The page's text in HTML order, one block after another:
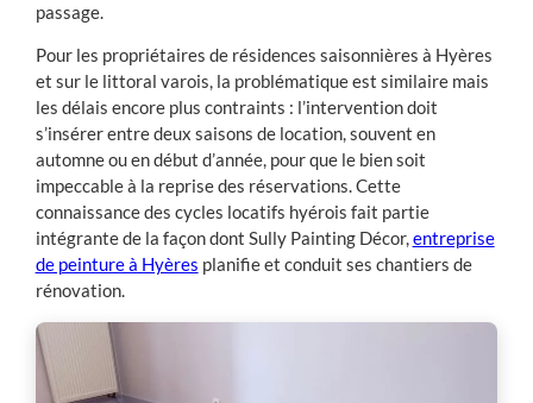
passage.
Pour les propriétaires de résidences saisonnières à Hyères
et sur le littoral varois, la problématique est similaire mais
les délais encore plus contraints : l’intervention doit
s’insérer entre deux saisons de location, souvent en
automne ou en début d’année, pour que le bien soit
impeccable à la reprise des réservations. Cette
connaissance des cycles locatifs hyérois fait partie
intégrante de la façon dont Sully Painting Décor,entreprise
de peinture à Hyères planifie et conduit ses chantiers de
rénovation.